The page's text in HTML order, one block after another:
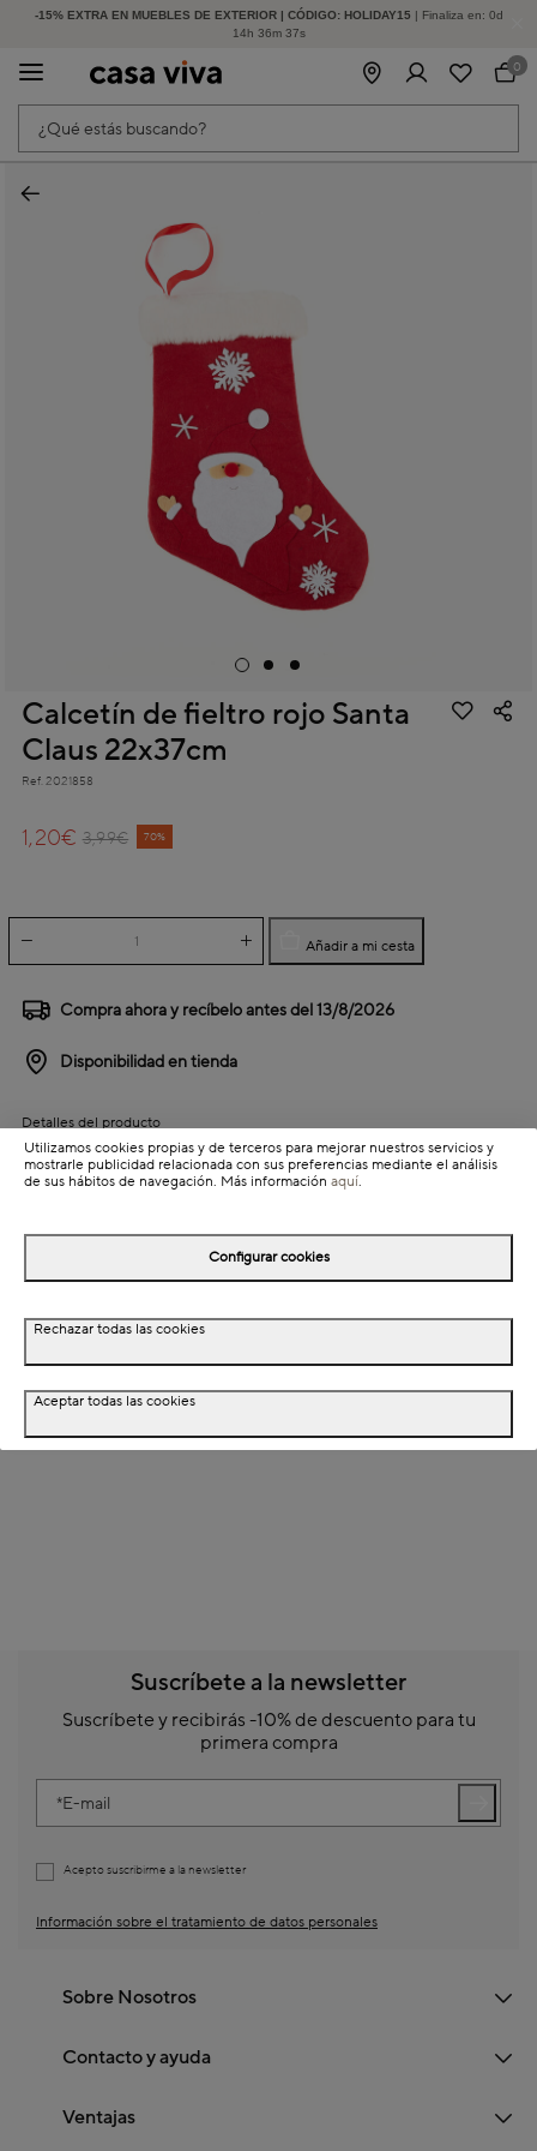
-15% EXTRA EN MUEBLES DE EXTERIOR | CÓDIGO: HOLIDAY15 | Finaliza en: 0d
14h 36m 37s
HASTA -60% DE DESCUENTO | SEGUNDAS REBAJAS
¿Qué estás buscando?
0
Calcetín de fieltro rojo Santa
Claus 22x37cm
Ref. 2021858
Price reduced from
3,99€
to 70%
1,20€
Añadir a mi cesta
Compra ahora y recíbelo antes del13/8/2026
Disponibilidad en tienda
Detalles del producto
Información de envío
Detalles del producto
Suscríbete a la newsletter
Suscríbete y recibirás -10% de descuento para tu
primera compra
E-mail
Acepto suscribirme a la newsletter
Información sobre el tratamiento de datos personales
Sobre Nosotros
Contacto y ayuda
Ventajas
Utilizamos cookies propias y de terceros para mejorar nuestros servicios y
mostrarle publicidad relacionada con sus preferencias mediante el análisis
de sus hábitos de navegación. Más información aquí.
Configurar cookies
Rechazar todas las cookies
Aceptar todas las cookies